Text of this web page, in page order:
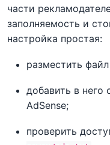
части
заполняемость и
настройка простая:
разместить
добавить в него
AdSense;
проверить